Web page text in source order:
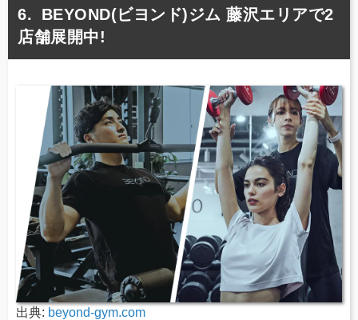
BEYOND(ビヨンド)ジム 藤沢エリアで2
店舗展開中!
出典: beyond-gym.com